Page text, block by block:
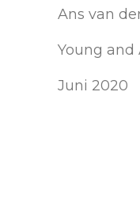
Ans van
Young and
Juni 2020